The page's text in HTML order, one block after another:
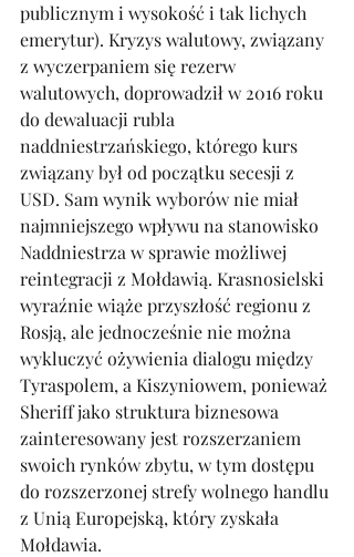
publicznym i wysokość i tak lichych
emerytur). Kryzys walutowy, związany
z wyczerpaniem się rezerw
walutowych, doprowadził w 2016 roku
do dewaluacji rubla
naddniestrzańskiego, którego kurs
związany był od początku secesji z
USD. Sam wynik wyborów nie miał
najmniejszego wpływu na stanowisko
Naddniestrza w sprawie możliwej
reintegracji z Mołdawią. Krasnosielski
wyraźnie wiąże przyszłość regionu z
Rosją, ale jednocześnie nie można
wykluczyć ożywienia dialogu między
Tyraspolem, a Kiszyniowem, ponieważ
Sheriff jako struktura biznesowa
zainteresowany jest rozszerzaniem
swoich rynków zbytu, w tym dostępu
do rozszerzonej strefy wolnego handlu
z Unią Europejską, który zyskała
Mołdawia.